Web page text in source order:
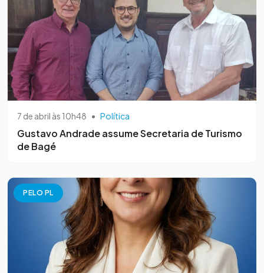
7 de abril às 10h48 • Política
Gustavo Andrade assume Secretaria de Turismo
de Bagé
PELO PL